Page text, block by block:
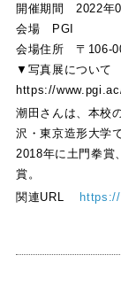
開催期間 2022年
会場 PGI
会場住所 〒106-
▼写真展について
https://
潮田さんは、本校
沢・東京造形大学
2018年に土門拳賞
賞。
関連URL